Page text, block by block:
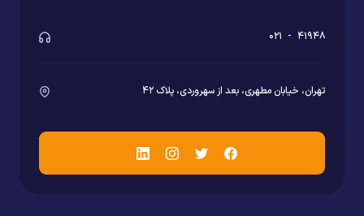
۰۲۱ - ۴۱۹۴۸
تهران، خیابان مطهری، بعد از سهروردی، پلاک ۴۲